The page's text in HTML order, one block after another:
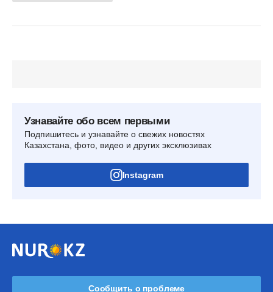
Узнавайте обо всем первыми
Подпишитесь и узнавайте о свежих новостях
Казахстана, фото, видео и других эксклюзивах
Instagram
Сообщить о проблеме